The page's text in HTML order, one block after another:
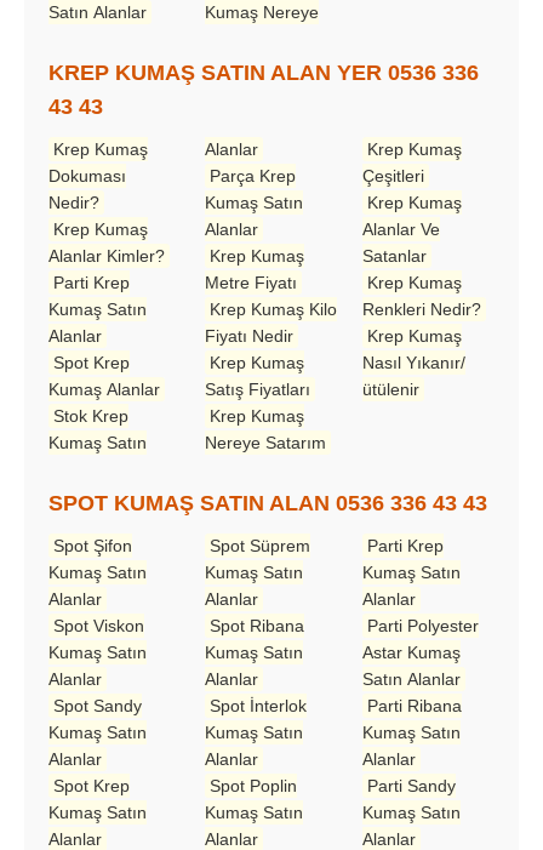
Satın Alanlar
Kumaş Nereye
KREP KUMAŞ SATIN ALAN YER 0536 336
43 43
Krep Kumaş
Dokuması
Nedir?
Krep Kumaş
Alanlar Kimler?
Parti Krep
Kumaş Satın
Alanlar
Spot Krep
Kumaş Alanlar
Stok Krep
Kumaş Satın
Alanlar
Parça Krep
Kumaş Satın
Alanlar
Krep Kumaş
Metre Fiyatı
Krep Kumaş Kilo
Fiyatı Nedir
Krep Kumaş
Satış Fiyatları
Krep Kumaş
Nereye Satarım
Krep Kumaş
Çeşitleri
Krep Kumaş
Alanlar Ve
Satanlar
Krep Kumaş
Renkleri Nedir?
Krep Kumaş
Nasıl Yıkanır/
ütülenir
SPOT KUMAŞ SATIN ALAN 0536 336 43 43
Spot Şifon
Kumaş Satın
Alanlar
Spot Viskon
Kumaş Satın
Alanlar
Spot Sandy
Kumaş Satın
Alanlar
Spot Krep
Kumaş Satın
Alanlar
Spot Süprem
Kumaş Satın
Alanlar
Spot Ribana
Kumaş Satın
Alanlar
Spot İnterlok
Kumaş Satın
Alanlar
Spot Poplin
Kumaş Satın
Alanlar
Parti Krep
Kumaş Satın
Alanlar
Parti Polyester
Astar Kumaş
Satın Alanlar
Parti Ribana
Kumaş Satın
Alanlar
Parti Sandy
Kumaş Satın
Alanlar